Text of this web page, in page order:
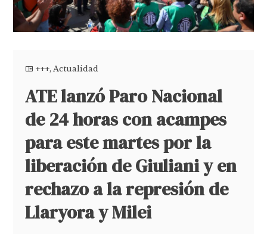
+++,Actualidad
ATE lanzó Paro Nacional
de 24 horas con acampes
para este martes por la
liberación de Giuliani y en
rechazo a la represión de
Llaryora y Milei